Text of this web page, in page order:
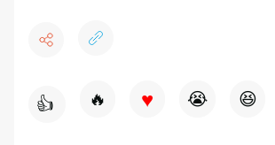
👍 🔥 ♥ 😭 😆